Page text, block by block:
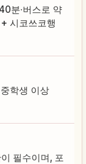
분·버스로 약
시코쓰코행
학생 이상
필수이며, 포